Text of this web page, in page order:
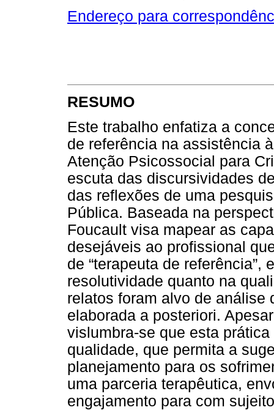
Endereço para
RESUMO
Este trabalho enfatiza a
de referência na assistência
Atenção Psicossocial para
escuta das discursividades
das reflexões de uma
Pública. Baseada na
Foucault visa mapear as
desejáveis ao profissional
de “terapeuta de
resolutividade quanto na
relatos foram alvo de análise
elaborada a posteriori.
vislumbra-se que esta
qualidade, que permita a
planejamento para os
uma parceria terapêutica,
engajamento para com